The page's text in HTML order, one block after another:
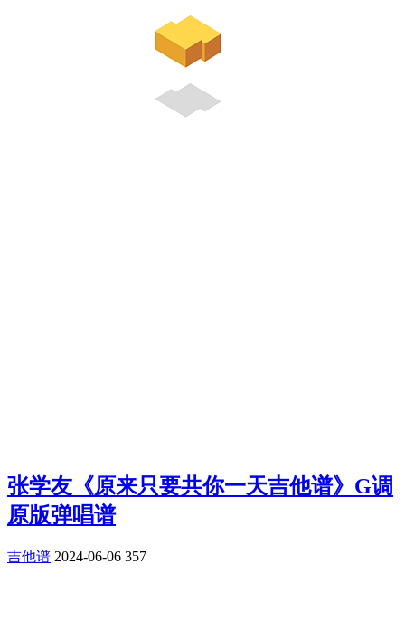
张学友《原来只要共你一天吉他谱》G调
原版弹唱谱
吉他谱 2024-06-06 357